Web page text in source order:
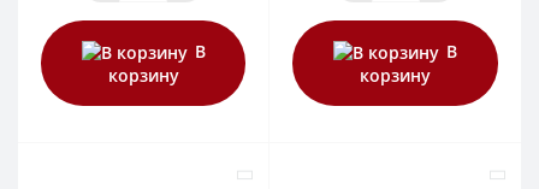
В
корзину
В
корзину